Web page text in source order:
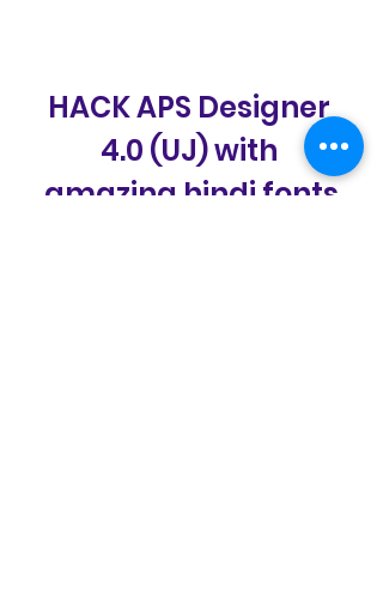
HACK APS Designer
4.0 (UJ) with
amazing hindi fonts